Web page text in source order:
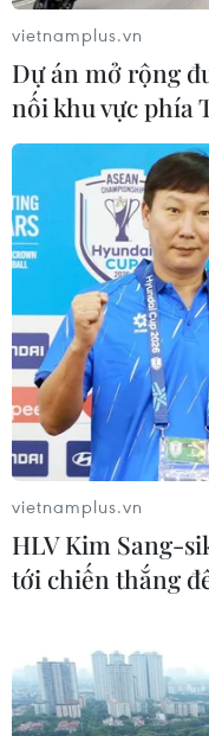
05/08/2026 13:30
Hơn 100 người
mưa khốc liệt ở Ấn
Trung Quốc
vệ tinh siêu phổ
Nhãn
05/08/2026 07:16
Trung Quốc: Cảnh
Macau triệt phá vụ
Fun Coffee
hụt viện trợ
05/08/2026 06:41
vietnamplus.vn
Dự án mở rộng
nối khu vực phía
vietnamplus.vn
HLV Kim Sang-
tới chiến thắng